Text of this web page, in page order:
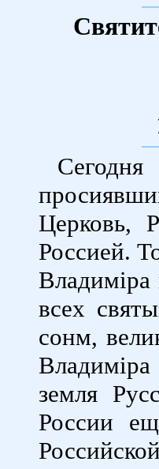
Церковь,
Россией.
Владимiра
всех
сонм,
Владимiра
земля
России